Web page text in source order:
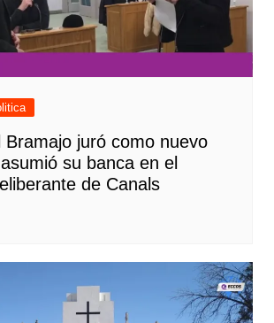
Bramajo juró como nuevo
su banca en el
de Canals